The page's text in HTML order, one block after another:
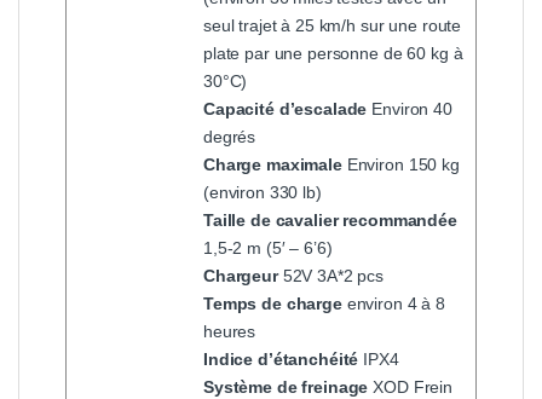
seul trajet à 25 km/h sur une route
plate par une personne de 60 kg à
30°C)
Capacité d’escalade Environ 40
degrés
Charge maximaleEnviron 150 kg
(environ 330 lb)
Taille de cavalier recommandée
1,5-2 m (5′ – 6’6)
Chargeur52V 3A*2 pcs
Temps de chargeenviron 4 à 8
heures
Indice d’étanchéité IPX4
Système de freinage XOD Frein